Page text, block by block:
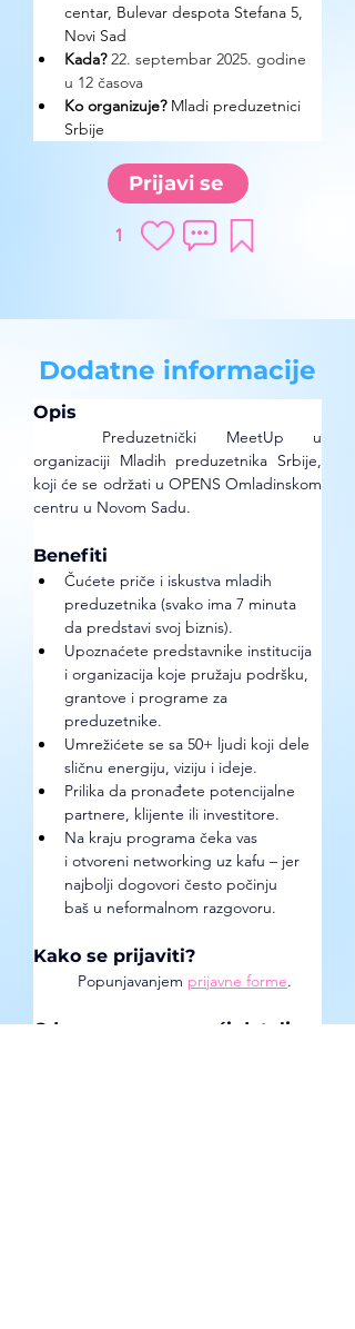
centar, Bulevar despota Stefana 5,
Novi Sad
Kada? 22. septembar 2025. godine
u 12 časova
Ko organizuje? Mladi preduzetnici
Srbije
Prijavi se
1
Dodatne informacije
Opis
organizaciji Mladih preduzetnika Srbije,
koji će se održati u OPENS Omladinskom
centru u Novom Sadu.
Benefiti
Čućete priče i iskustva mladih
preduzetnika (svako ima 7 minuta
da predstavi svoj biznis).
Upoznaćete predstavnike institucija
i organizacija koje pružaju podršku,
grantove i programe za
preduzetnike.
Umrežićete se sa 50+ ljudi koji dele
sličnu energiju, viziju i ideje.
Prilika da pronađete potencijalne
partnere, klijente ili investitore.
Na kraju programa čeka vas
i otvoreni networking uz kafu – jer
najbolji dogovori često počinju
baš u neformalnom razgovoru.
Kako se prijaviti?
	Popunjavanjem
prijavne forme.
Gde se mogu pronaći detaljne